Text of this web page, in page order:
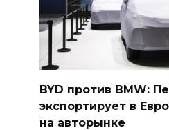
BYD против BMW:
экспортирует в
на авторынке